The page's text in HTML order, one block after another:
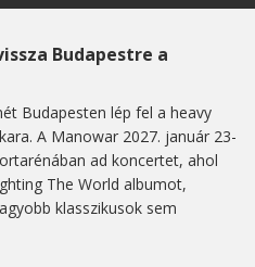
Budapestre a
Budapesten lép fel a heavy
A Manowar 2027. január 23-
ad koncertet, ahol
The World albumot,
klasszikusok sem